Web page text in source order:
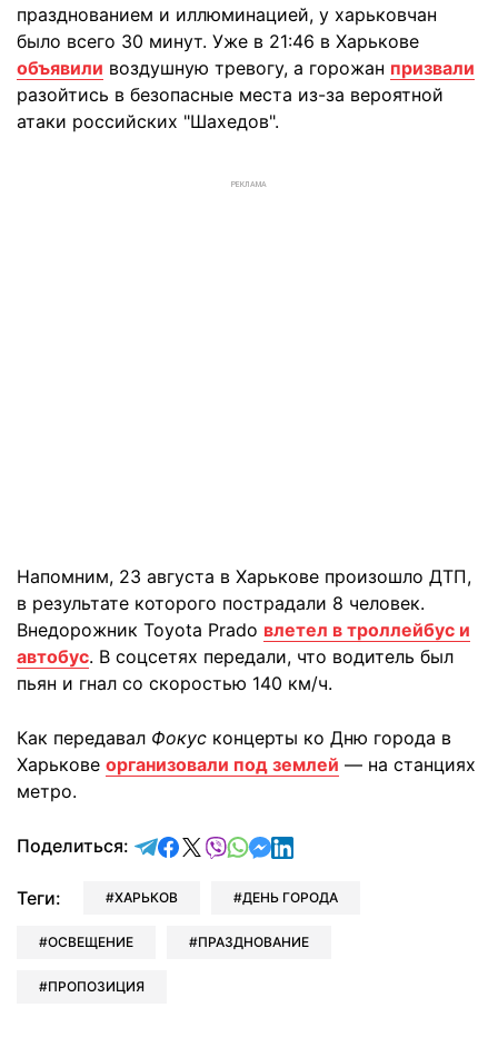
празднованием и иллюминацией, у харьковчан
было всего 30 минут. Уже в 21:46 в Харькове
объявили воздушную тревогу, а горожан призвали
разойтись в безопасные места из-за вероятной
атаки российских "Шахедов".
РЕКЛАМА
Напомним, 23 августа в Харькове произошло ДТП,
в результате которого пострадали 8 человек.
Внедорожник Toyota Prado влетел в троллейбус и
автобус. В соцсетях передали, что водитель был
пьян и гнал со скоростью 140 км/ч.
Как передавал Фокус концерты ко Дню города в
Харькове организовали под землей — на станциях
метро.
Поделиться: отправить в Telegram
поделиться в Facebook
поделиться в X
отправить в Viber
отправить в Whatsapp
отправить в Messenger
отправить в LinkedIn
Теги: ХАРЬКОВ ДЕНЬ ГОРОДА
ОСВЕЩЕНИЕ ПРАЗДНОВАНИЕ
ПРОПОЗИЦИЯ